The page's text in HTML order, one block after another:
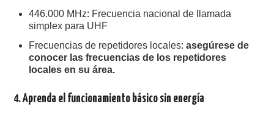
446.000 MHz: Frecuencia nacional de llamada
simplex para UHF
Frecuencias de repetidores locales:asegúrese de
conocer las frecuencias de los repetidores
locales en su área.
4.Aprenda el funcionamiento básico sin energía